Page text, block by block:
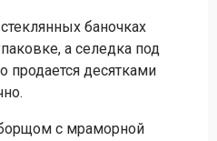
баночках
а селедка под
продается десятками
с мраморной